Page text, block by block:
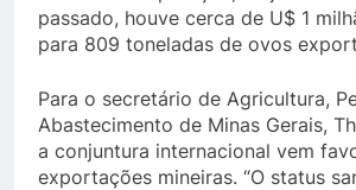
passado, houve cerca de U$ 1
para 809 toneladas de ovos
Para o secretário de Agricultura,
Abastecimento de Minas Gerais,
a conjuntura internacional vem
exportações mineiras. “O status